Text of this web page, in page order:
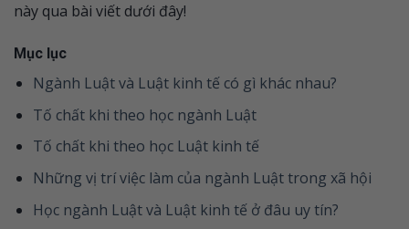
này qua bài viết dưới đây!
Mục lục
Ngành Luật và Luật kinh tế có gì khác nhau?
Tố chất khi theo học ngành Luật
Tố chất khi theo học Luật kinh tế
Những vị trí việc làm của ngành Luật trong xã hội
Học ngành Luật và Luật kinh tế ở đâu uy tín?